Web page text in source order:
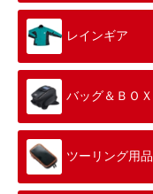
レインギア
バッグ＆ＢＯＸ
ツーリング用品